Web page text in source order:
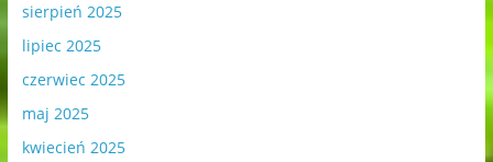
sierpień 2025
lipiec 2025
czerwiec 2025
maj 2025
kwiecień 2025